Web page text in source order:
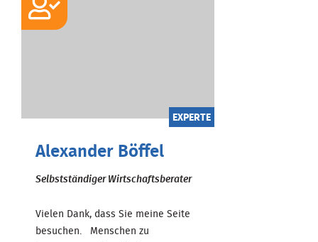
EXPERTE
Alexander Böffel
Selbstständiger Wirtschaftsberater
Vielen Dank, dass Sie meine Seite
besuchen. Menschen zu